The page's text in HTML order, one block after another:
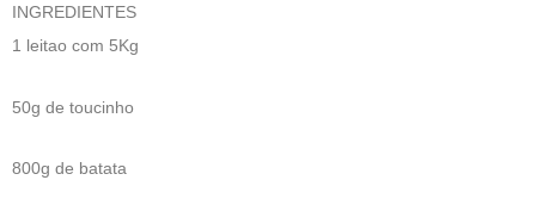
INGREDIENTES
1 leitao com 5Kg
50g de toucinho
800g de batata